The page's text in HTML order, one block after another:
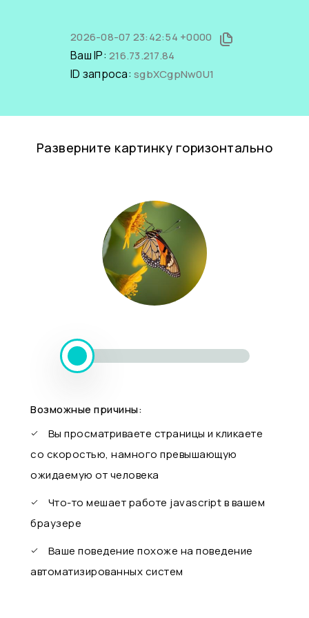
2026-08-07 23:42:54 +0000
Ваш IP: 216.73.217.84
ID запроса: sgbXCgpNw0U1
Разверните картинку горизонтально
Возможные причины:
Вы просматриваете страницы и кликаете
со скоростью, намного превышающую
ожидаемую от человека
Что-то мешает работе javascript в вашем
браузере
Ваше поведение похоже на поведение
автоматизированных систем